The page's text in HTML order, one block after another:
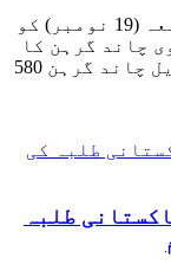
دنیا کے مختلف حصوں میں لوگوں نے جمعہ (19 نومبر) کو
چاند گرہن کا
نظارہ کیا۔ قریباً ساڑھے 3 گھنٹے طویل چاند گرہن 580
طلبہ